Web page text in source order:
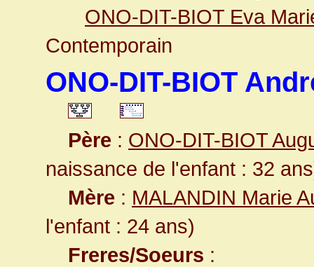
ONO-DIT-BIOT Eva
Contemporain
ONO-DIT-BIOT
Père : ONO-DIT-BIOT
naissance de l'enfant : 32
Mère : MALANDIN Marie
l'enfant : 24 ans)
Freres/Soeurs :